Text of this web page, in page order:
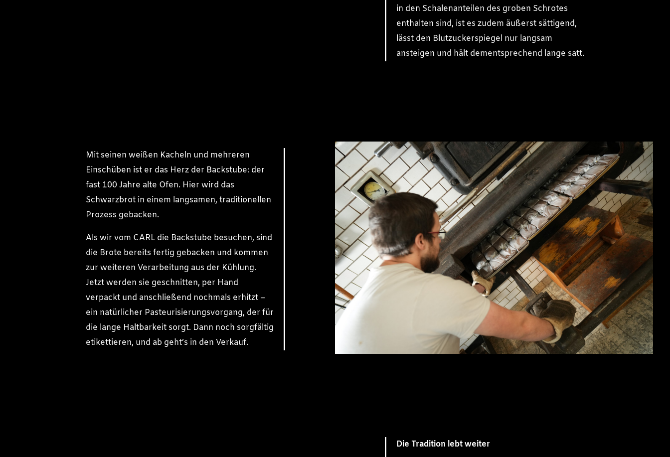
in den Schalenanteilen des groben Schrotes
enthalten sind, ist es zudem äußerst sättigend,
lässt den Blutzuckerspiegel nur langsam
ansteigen und hält dementsprechend lange satt.
Mit seinen weißen Kacheln und mehreren
Einschüben ist er das Herz der Backstube: der
fast 100 Jahre alte Ofen. Hier wird das
Schwarzbrot in einem langsamen, traditionellen
Prozess gebacken.
Als wir vom CARL die Backstube besuchen, sind
die Brote bereits fertig gebacken und kommen
zur weiteren Verarbeitung aus der Kühlung.
Jetzt werden sie geschnitten, per Hand
verpackt und anschließend nochmals erhitzt –
ein natürlicher Pasteurisierungsvorgang, der für
die lange Haltbarkeit sorgt. Dann noch sorgfältig
etikettieren, und ab geht’s in den Verkauf.
Die Tradition lebt weiter